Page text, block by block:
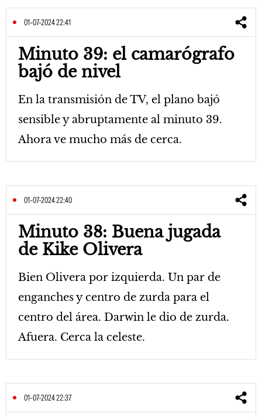
01-07-2024 22:41
Minuto 39: el camarógrafo
bajó de nivel
En la transmisión de TV, el plano bajó
sensible y abruptamente al minuto 39.
Ahora ve mucho más de cerca.
01-07-2024 22:40
Minuto 38: Buena jugada
de Kike Olivera
Bien Olivera por izquierda. Un par de
enganches y centro de zurda para el
centro del área. Darwin le dio de zurda.
Afuera. Cerca la celeste.
01-07-2024 22:37